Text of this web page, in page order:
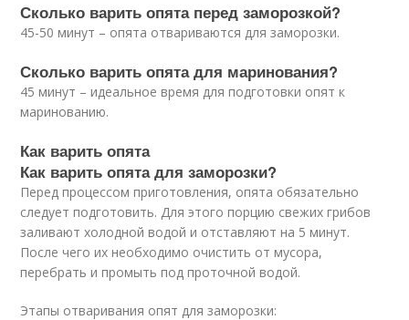
Сколько варить опята перед заморозкой?
45-50 минут – опята отвариваются для заморозки.
Сколько варить опята для маринования?
45 минут – идеальное время для подготовки опят к
маринованию.
Как варить опята
Как варить опята для заморозки?
Перед процессом приготовления, опята обязательно
следует подготовить. Для этого порцию свежих грибов
заливают холодной водой и отставляют на 5 минут.
После чего их необходимо очистить от мусора,
перебрать и промыть под проточной водой.
Этапы отваривания опят для заморозки: